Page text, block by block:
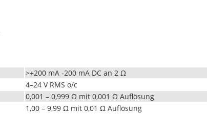
>+200 mA ‑200 mA DC an 2 Ω
4–24 V RMS o/c
0,001 – 0,999 Ω mit 0,001 Ω Auflösung
1,00 – 9,99 Ω mit 0,01 Ω Auflösung